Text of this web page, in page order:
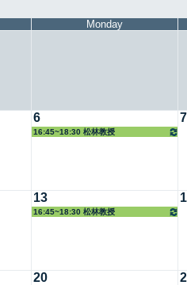
Monday
6
16:45~18:30 松林教授
7
13
16:45~18:30 松林教授
20